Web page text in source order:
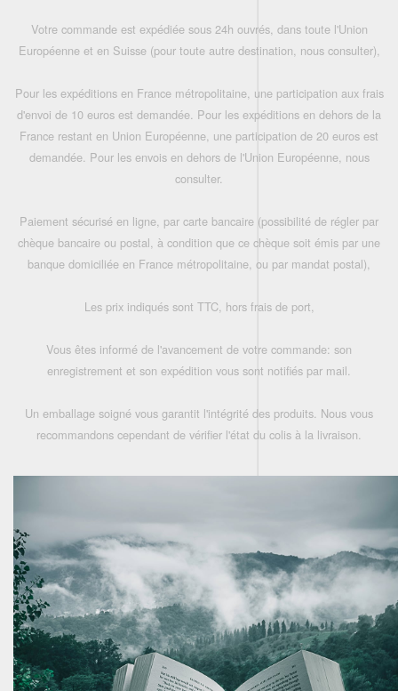
Votre commande est expédiée sous 24h ouvrés, dans toute l'Union
Européenne et en Suisse (pour toute autre destination, nous consulter),
Pour les expéditions en France métropolitaine, une participation aux frais
d'envoi de 10 euros est demandée. Pour les expéditions en dehors de la
France restant en Union Européenne, une participation de 20 euros est
demandée. Pour les envois en dehors de l'Union Européenne, nous
consulter.
Paiement sécurisé en ligne, par carte bancaire (possibilité de régler par
chèque bancaire ou postal, à condition que ce chèque soit émis par une
banque domiciliée en France métropolitaine, ou par mandat postal),
Les prix indiqués sont TTC, hors frais de port,
Vous êtes informé de l'avancement de votre commande: son
enregistrement et son expédition vous sont notifiés par mail.
Un emballage soigné vous garantit l'intégrité des produits. Nous vous
recommandons cependant de vérifier l'état du colis à la livraison.